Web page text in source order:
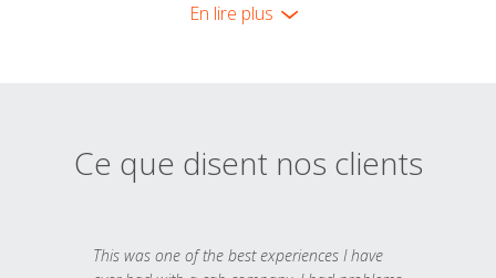
En lire plus
Ce que disent nos clients
This was one of the best experiences I have